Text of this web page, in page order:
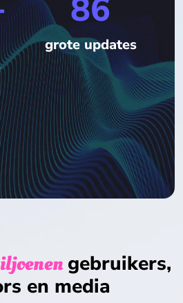
86
grote updates
gebruikers,
en media